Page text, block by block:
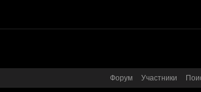
Форум Участники